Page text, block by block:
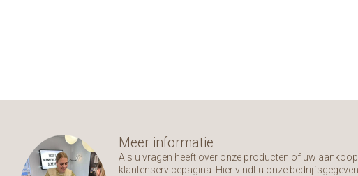
Meer informatie
Als u vragen heeft over onze producten of uw
klantenservicepagina. Hier vindt u onze